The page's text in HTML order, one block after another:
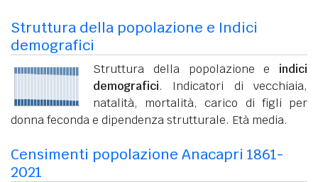
Struttura della popolazione e Indici
demografici
Struttura della popolazione e indici
demografici. Indicatori di vecchiaia,
natalità, mortalità, carico di figli per
donna feconda e dipendenza strutturale. Età media.
Censimenti popolazione Anacapri 1861-
2021